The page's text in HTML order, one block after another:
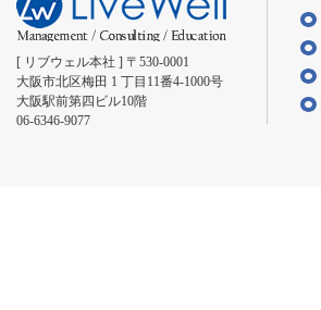
[ リブウェル本社 ] 〒530-0001
大阪市北区梅田 1 丁目11番4-1000号
大阪駅前第四ビル10階
06-6346-9077